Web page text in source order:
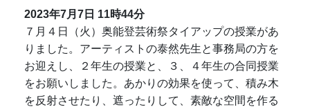
2023年7月7日 11時44分
７月４日（火）奥能登芸術祭タイアップの授業があ
りました。アーティストの泰然先生と事務局の方を
お迎えし、２年生の授業と、３、４年生の合同授業
をお願いしました。あかりの効果を使って、積み木
を反射させたり、遮ったりして、素敵な空間を作る